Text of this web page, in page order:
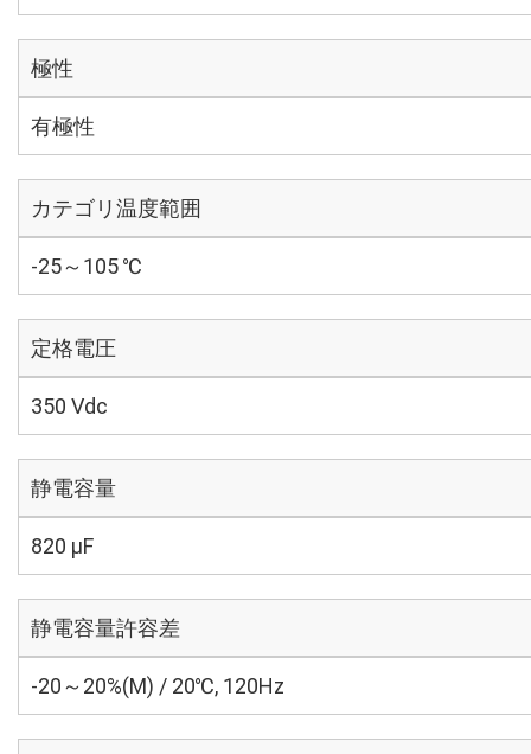
極性
有極性
カテゴリ温度範囲
-25～105 ℃
定格電圧
350 Vdc
静電容量
820 µF
静電容量許容差
-20～20%(M) / 20℃, 120Hz